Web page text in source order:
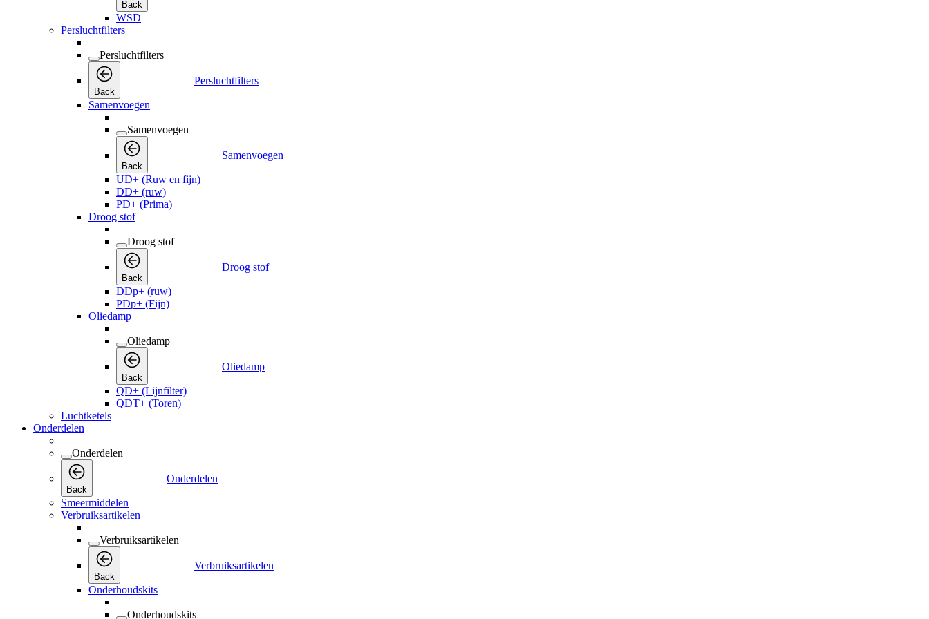
Back
WSD
Persluchtfilters
Persluchtfilters
Back
Persluchtfilters
Samenvoegen
Samenvoegen
Back
Samenvoegen
UD+ (Ruw en fijn)
DD+ (ruw)
PD+ (Prima)
Droog stof
Droog stof
Back
Droog stof
DDp+ (ruw)
PDp+ (Fijn)
Oliedamp
Oliedamp
Back
Oliedamp
QD+ (Lijnfilter)
QDT+ (Toren)
Luchtketels
Onderdelen
Onderdelen
Back
Onderdelen
Smeermiddelen
Verbruiksartikelen
Verbruiksartikelen
Back
Verbruiksartikelen
Onderhoudskits
Onderhoudskits